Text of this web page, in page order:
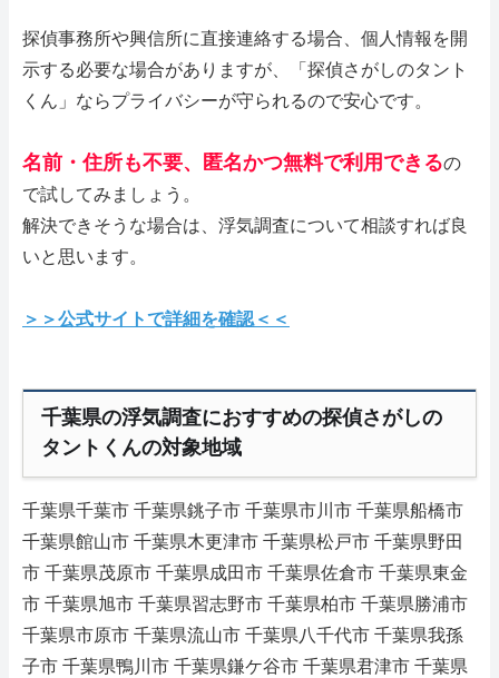
探偵事務所や興信所に直接連絡する場合、個人情報を開
示する必要な場合がありますが、「探偵さがしのタント
くん」ならプライバシーが守られるので安心です。
名前・住所も不要、匿名かつ無料で利用できるの
で試してみましょう。
解決できそうな場合は、浮気調査について相談すれば良
いと思います。
＞＞公式サイトで詳細を確認＜＜
千葉県の浮気調査におすすめの探偵さがしの
タントくんの対象地域
千葉県千葉市 千葉県銚子市 千葉県市川市 千葉県船橋市
千葉県館山市 千葉県木更津市 千葉県松戸市 千葉県野田
市 千葉県茂原市 千葉県成田市 千葉県佐倉市 千葉県東金
市 千葉県旭市 千葉県習志野市 千葉県柏市 千葉県勝浦市
千葉県市原市 千葉県流山市 千葉県八千代市 千葉県我孫
子市 千葉県鴨川市 千葉県鎌ケ谷市 千葉県君津市 千葉県